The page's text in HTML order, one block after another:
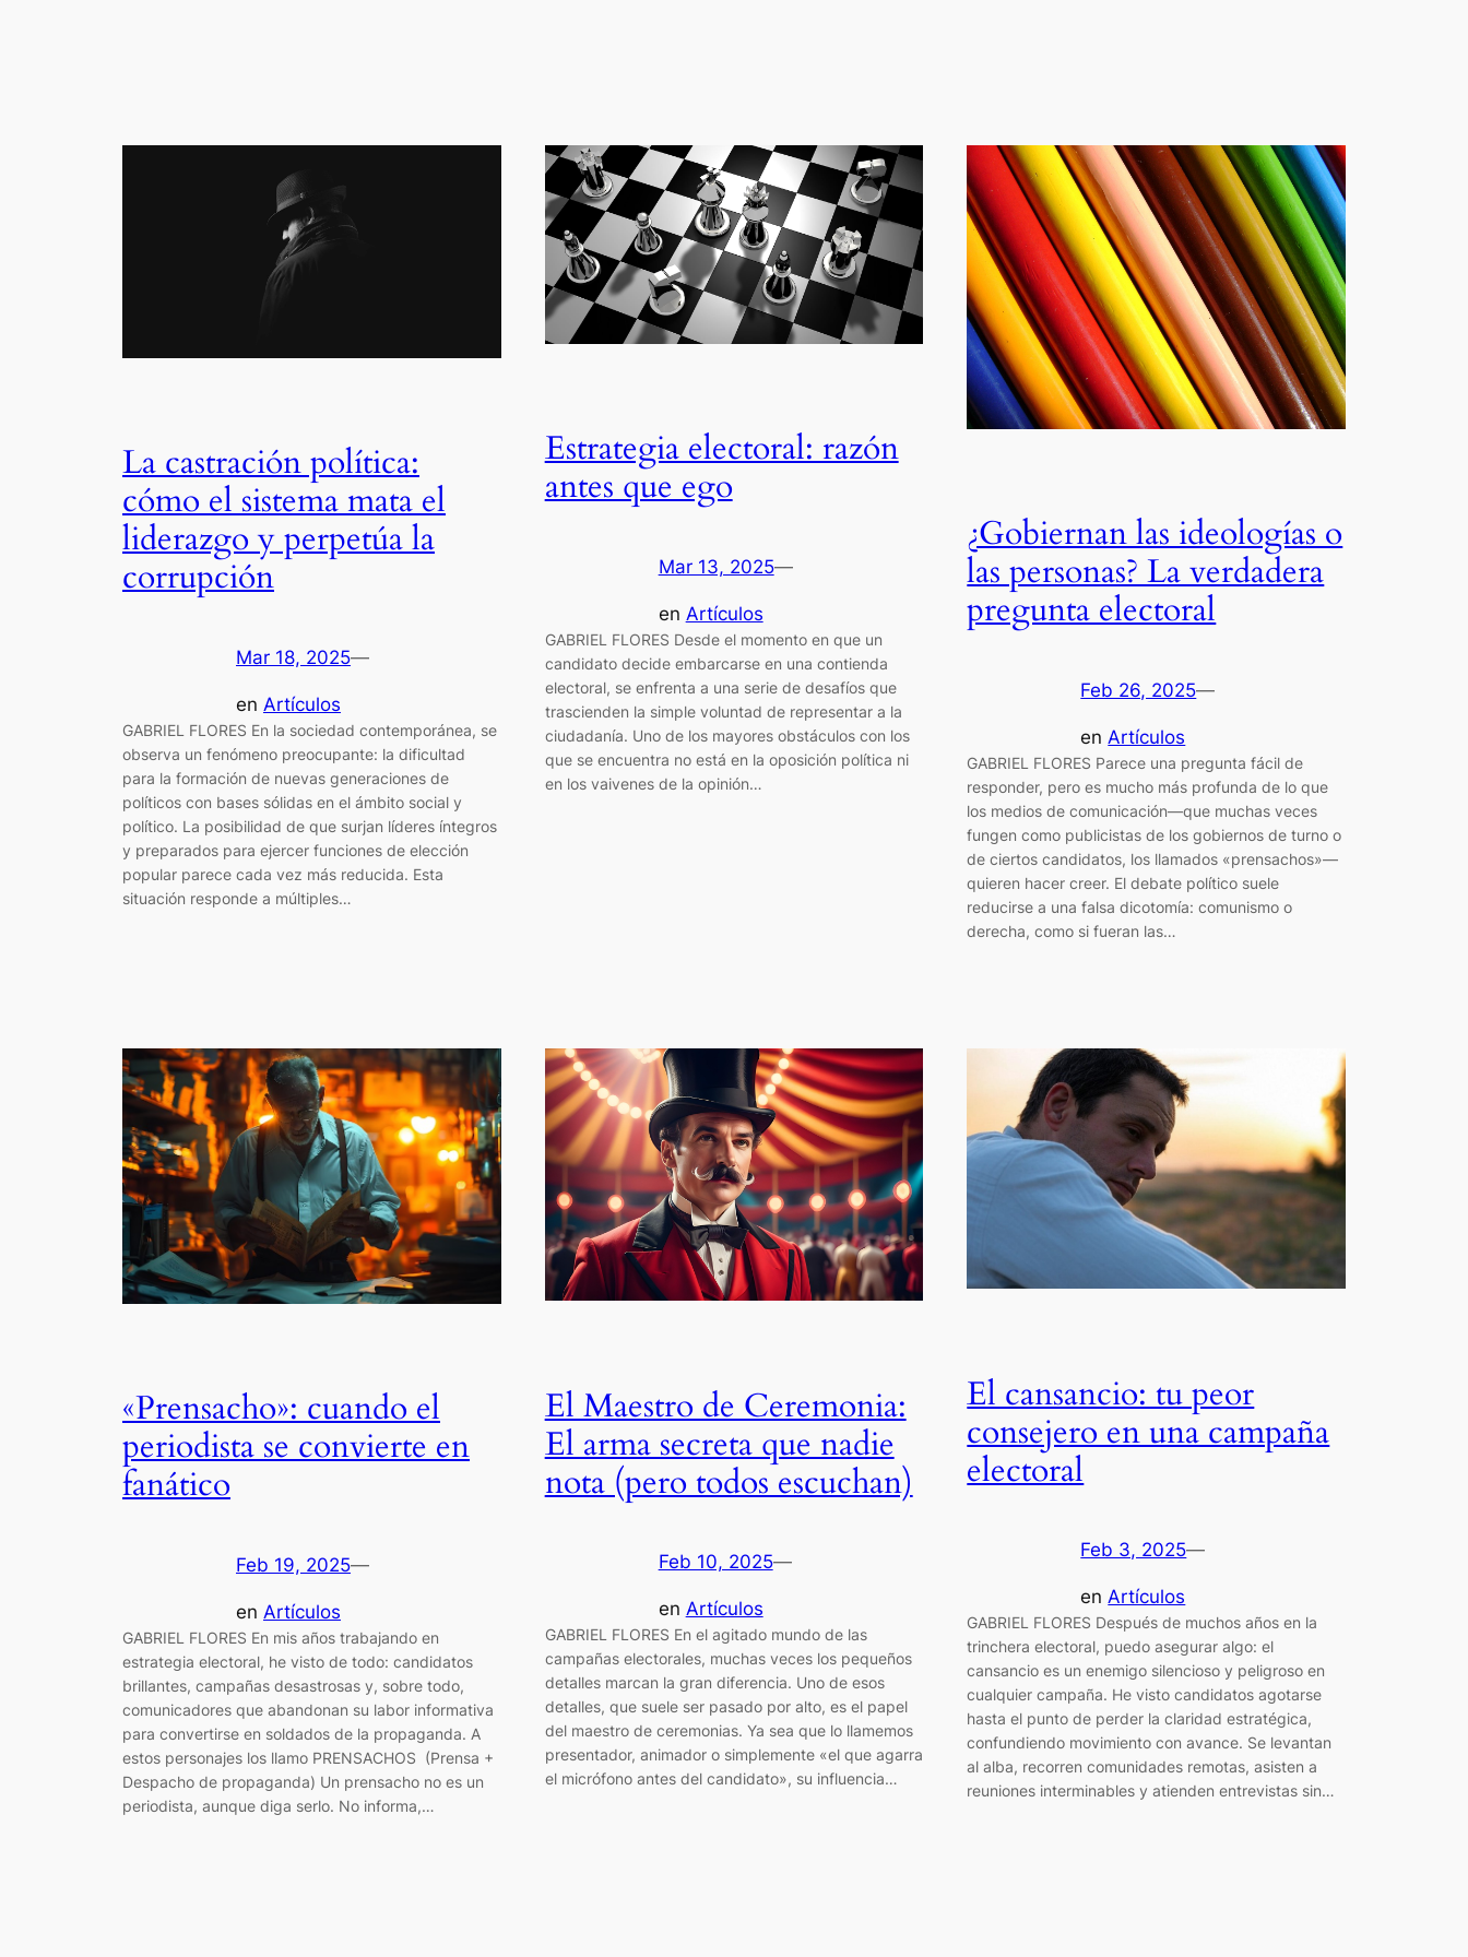
La castración política:
cómo el sistema mata el
liderazgo y perpetúa la
corrupción
Mar 18, 2025—
en Artículos
GABRIEL FLORES En la sociedad contemporánea, se
observa un fenómeno preocupante: la dificultad
para la formación de nuevas generaciones de
políticos con bases sólidas en el ámbito social y
político. La posibilidad de que surjan líderes íntegros
y preparados para ejercer funciones de elección
popular parece cada vez más reducida. Esta
situación responde a múltiples…
Estrategia electoral: razón
antes que ego
Mar 13, 2025—
en Artículos
GABRIEL FLORES Desde el momento en que un
candidato decide embarcarse en una contienda
electoral, se enfrenta a una serie de desafíos que
trascienden la simple voluntad de representar a la
ciudadanía. Uno de los mayores obstáculos con los
que se encuentra no está en la oposición política ni
en los vaivenes de la opinión…
¿Gobiernan las ideologías o
las personas? La verdadera
pregunta electoral
Feb 26, 2025—
en Artículos
GABRIEL FLORES Parece una pregunta fácil de
responder, pero es mucho más profunda de lo que
los medios de comunicación—que muchas veces
fungen como publicistas de los gobiernos de turno o
de ciertos candidatos, los llamados «prensachos»—
quieren hacer creer. El debate político suele
reducirse a una falsa dicotomía: comunismo o
derecha, como si fueran las…
«Prensacho»: cuando el
periodista se convierte en
fanático
Feb 19, 2025—
en Artículos
GABRIEL FLORES En mis años trabajando en
estrategia electoral, he visto de todo: candidatos
brillantes, campañas desastrosas y, sobre todo,
comunicadores que abandonan su labor informativa
para convertirse en soldados de la propaganda. A
estos personajes los llamo PRENSACHOS (Prensa +
Despacho de propaganda) Un prensacho no es un
periodista, aunque diga serlo. No informa,…
El Maestro de Ceremonia:
El arma secreta que nadie
nota (pero todos escuchan)
Feb 10, 2025—
en Artículos
GABRIEL FLORES En el agitado mundo de las
campañas electorales, muchas veces los pequeños
detalles marcan la gran diferencia. Uno de esos
detalles, que suele ser pasado por alto, es el papel
del maestro de ceremonias. Ya sea que lo llamemos
presentador, animador o simplemente «el que agarra
el micrófono antes del candidato», su influencia…
El cansancio: tu peor
consejero en una campaña
electoral
Feb 3, 2025—
en Artículos
GABRIEL FLORES Después de muchos años en la
trinchera electoral, puedo asegurar algo: el
cansancio es un enemigo silencioso y peligroso en
cualquier campaña. He visto candidatos agotarse
hasta el punto de perder la claridad estratégica,
confundiendo movimiento con avance. Se levantan
al alba, recorren comunidades remotas, asisten a
reuniones interminables y atienden entrevistas sin…